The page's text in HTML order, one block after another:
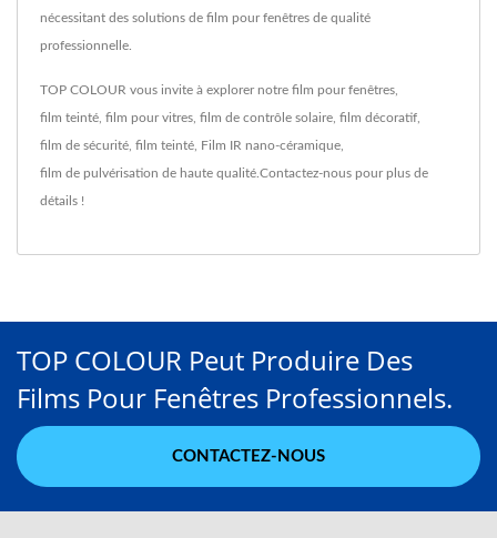
nécessitant des solutions de film pour fenêtres de qualité
professionnelle.
TOP COLOUR vous invite à explorer notre film pour fenêtres
film teinté film pour vitres film de contrôle solaire film décoratif
film de sécurité film teinté Film IR nano-céramique
film de pulvérisation de haute qualité. Contactez-nous pour plus de
détails !
TOP COLOUR Peut Produire Des
Films Pour Fenêtres Professionnels.
CONTACTEZ-NOUS